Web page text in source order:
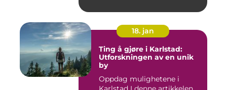
18. jan
Ting å gjøre i Karlstad:
Utforskningen av en unik
by
Oppdag mulighetene i